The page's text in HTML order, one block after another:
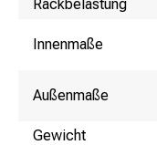
Rackbelastung
Innenmaße
Außenmaße
Gewicht